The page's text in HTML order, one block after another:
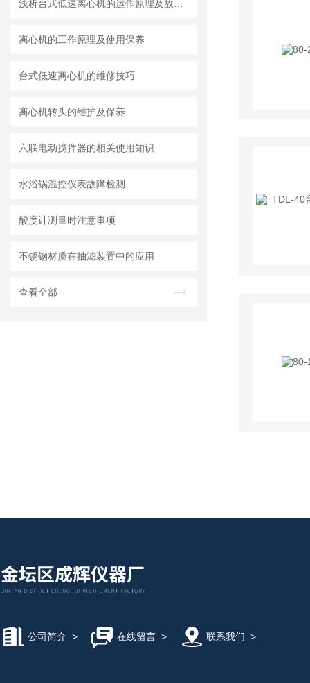
离心机的工作原理及使用保养
台式低速离心机的维修技巧
离心机转头的维护及保养
六联电动搅拌器的相关使用知识
水浴锅温控仪表故障检测
酸度计测量时注意事项
不锈钢材质在抽滤装置中的应用
查看全部
公司简介 > 在线留言> 联系我们 >